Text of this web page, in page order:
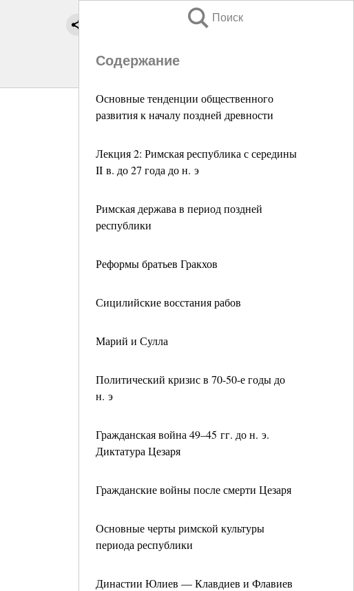
Поиск
Содержание
Основные тенденции общественного
развития к началу поздней древности
Лекция 2: Римская республика с середины
II в. до 27 года до н. э
Римская держава в период поздней
республики
Реформы братьев Гракхов
Сицилийские восстания рабов
Марий и Сулла
Политический кризис в 70-50-е годы до
н. э
Гражданская война 49–45 гг. до н. э.
Диктатура Цезаря
Гражданские войны после смерти Цезаря
Основные черты римской культуры
периода республики
Династии Юлиев — Клавдиев и Флавиев